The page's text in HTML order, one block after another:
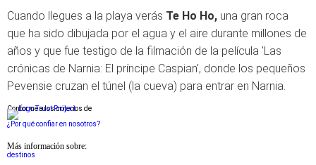
Cuando llegues a la playa verás Te Ho Ho, una gran roca
que ha sido dibujada por el agua y el aire durante millones de
años y que fue testigo de la filmación de la película 'Las
crónicas de Narnia: El príncipe Caspian', donde los pequeños
Pevensie cruzan el túnel (la cueva) para entrar en Narnia.
Conforme a los criterios de
¿Por qué confiar en nosotros?
Más información sobre:
destinos